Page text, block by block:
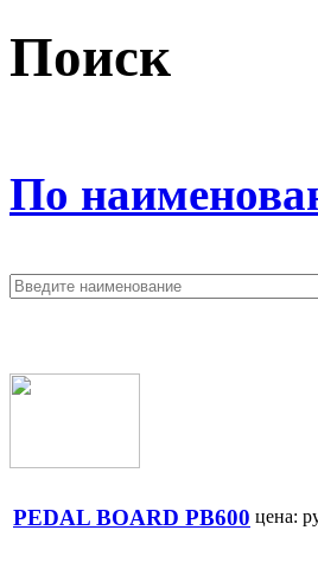
Поиск
По
PEDAL BOARD PB600 цена: